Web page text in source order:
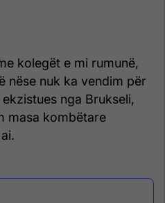
kolegët e mi rumunë,
nëse nuk ka vendim për
nga Brukseli,
masa kombëtare